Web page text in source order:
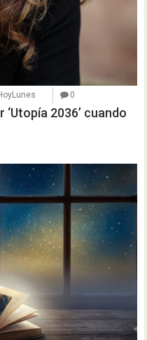
0
2036’ cuando